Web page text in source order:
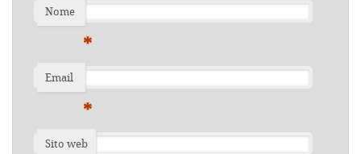
Nome
*
Email
*
Sito web